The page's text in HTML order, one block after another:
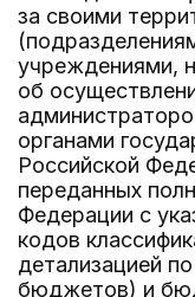
за своими
учреждениями,
об
органами
Российской
переданных
Федерации с
кодов
детализацией
бюджетов) и